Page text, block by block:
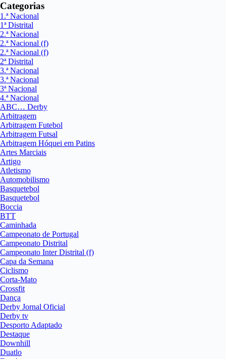
Categorias
1.ª Nacional
1ª Distrital
2.ª Nacional
2.ª Nacional (f)
2.ª Nacional (f)
2ª Distrital
3.ª Nacional
3.ª Nacional
3ª Nacional
4.ª Nacional
ABC… Derby
Arbitragem
Arbitragem Futebol
Arbitragem Futsal
Arbitragem Hóquei em Patins
Artes Marciais
Artigo
Atletismo
Automobilismo
Basquetebol
Basquetebol
Boccia
BTT
Caminhada
Campeonato de Portugal
Campeonato Distrital
Campeonato Inter Distrital (f)
Capa da Semana
Ciclismo
Corta-Mato
Crossfit
Dança
Derby Jornal Oficial
Derby tv
Desporto Adaptado
Destaque
Downhill
Duatlo